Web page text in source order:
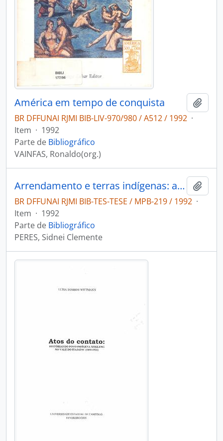
América em tempo de conquista
BR DFFUNAI RJMI BIB-LIV-970/980 / A512 / 1992 ·
Item · 1992
Parte de Bibliográfico
VAINFAS, Ronaldo(org.)
Arrendamento e terras indígenas: análise de alguns modelos de ação indigenista no nordeste (1910-1960)
BR DFFUNAI RJMI BIB-TES-TESE / MPB-219 / 1992 ·
Item · 1992
Parte de Bibliográfico
PERES, Sidnei Clemente